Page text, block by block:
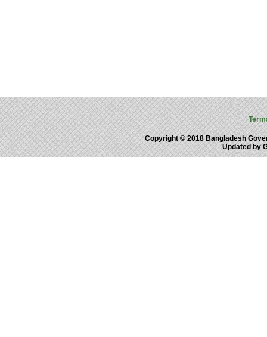
Copyright © 2018 Bangladesh
Updated by